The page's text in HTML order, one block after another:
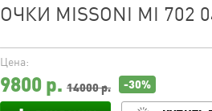
ОЧКИ MISSONI MI 702
Цена:
9800 р. 14000 р. -30%